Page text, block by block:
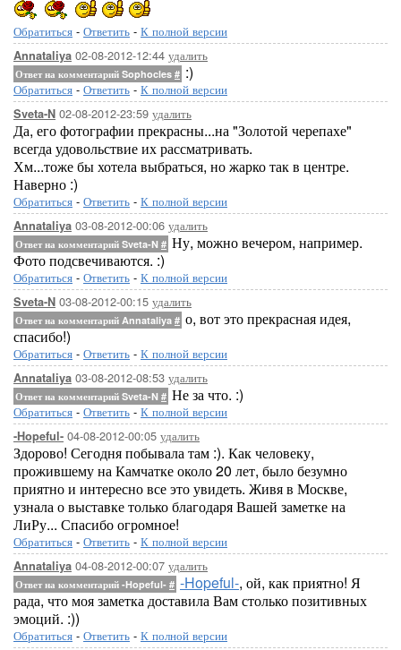
Обратиться - Ответить - К полной версии
Annataliya 02-08-2012-12:44 удалить
Ответ на комментарий Sophocles # :)
Обратиться - Ответить - К полной версии
Sveta-N 02-08-2012-23:59 удалить
Да, его фотографии прекрасны...на "Золотой черепахе"
всегда удовольствие их рассматривать.
Хм...тоже бы хотела выбраться, но жарко так в центре.
Наверно :)
Обратиться - Ответить - К полной версии
Annataliya 03-08-2012-00:06 удалить
Ответ на комментарий Sveta-N # Ну, можно вечером, например.
Фото подсвечиваются. :)
Обратиться - Ответить - К полной версии
Sveta-N 03-08-2012-00:15 удалить
Ответ на комментарий Annataliya # о, вот это прекрасная идея,
спасибо!)
Обратиться - Ответить - К полной версии
Annataliya 03-08-2012-08:53 удалить
Ответ на комментарий Sveta-N # Не за что. :)
Обратиться - Ответить - К полной версии
-Hopeful- 04-08-2012-00:05 удалить
Здорово! Сегодня побывала там :). Как человеку,
прожившему на Камчатке около 20 лет, было безумно
приятно и интересно все это увидеть. Живя в Москве,
узнала о выставке только благодаря Вашей заметке на
ЛиРу... Спасибо огромное!
Обратиться - Ответить - К полной версии
Annataliya 04-08-2012-00:07 удалить
Ответ на комментарий -Hopeful- # -Hopeful-, ой, как приятно! Я
рада, что моя заметка доставила Вам столько позитивных
эмоций. :))
Обратиться - Ответить - К полной версии